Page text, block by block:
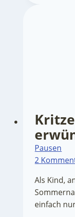
Pausen
2
Als Kind,
einfach